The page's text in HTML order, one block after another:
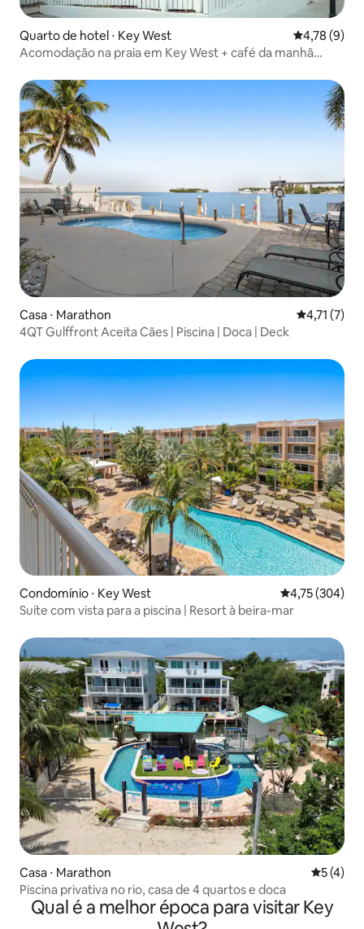
Quarto de hotel ⋅ Key West 4,78 de
4,78 (9)
Acomodação na praia em Key West + café da manhã
Casa ⋅ Marathon 4,71 de
4,71 (7)
4QT Gulffront Aceita Cães | Piscina | Doca | Deck
Condomínio ⋅ Key West 4,75 de uma
4,75 (304)
Suíte com vista para a piscina | Resort à beira-mar
Casa ⋅ Marathon 5 de
5 (4)
Piscina privativa no rio, casa de 4 quartos e doca
Qual é a melhor época para visitar Key